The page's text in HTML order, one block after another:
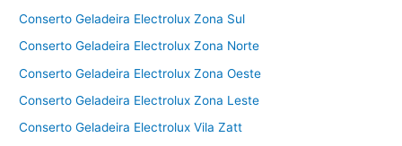
Conserto Geladeira Electrolux Zona Sul
Conserto Geladeira Electrolux Zona Norte
Conserto Geladeira Electrolux Zona Oeste
Conserto Geladeira Electrolux Zona Leste
Conserto Geladeira Electrolux Vila Zatt